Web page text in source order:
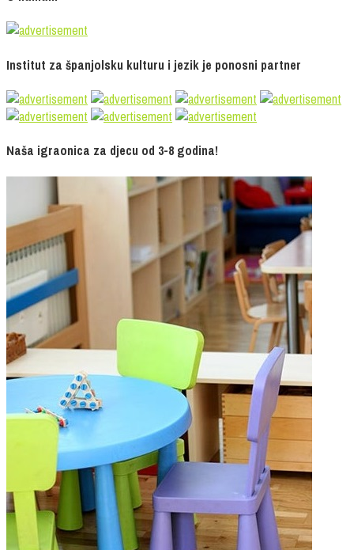
Institut za španjolsku kulturu i jezik je ponosni partner
Naša igraonica za djecu od 3-8 godina!